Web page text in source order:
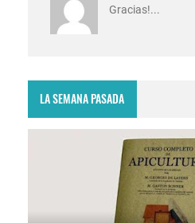
Gracias!...
LA SEMANA PASADA